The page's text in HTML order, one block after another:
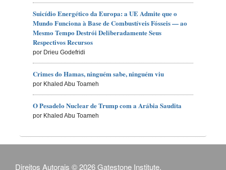
Suicídio Energético da Europa: a UE Admite que o
Mundo Funciona à Base de Combustíveis Fósseis — ao
Mesmo Tempo Destrói Deliberadamente Seus
Respectivos Recursos
por Drieu Godefridi
Crimes do Hamas, ninguém sabe, ninguém viu
por Khaled Abu Toameh
O Pesadelo Nuclear de Trump com a Arábia Saudita
por Khaled Abu Toameh
Direitos Autorais © 2026 Gatestone Institute.